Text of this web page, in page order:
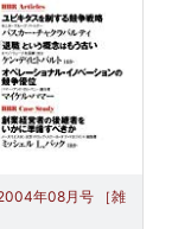
年08月号 ［雑